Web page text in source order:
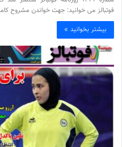
فوتبالز می خوانید: جهت خواندن مشروح
بیشتر بخوانید »